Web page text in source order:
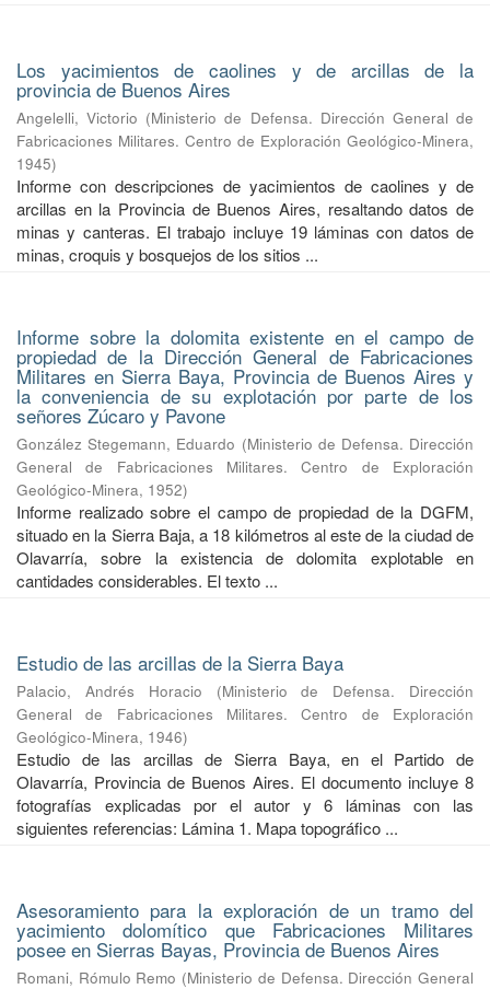
Los yacimientos de caolines y de arcillas de la
provincia de Buenos Aires
Angelelli, Victorio (Ministerio de Defensa. Dirección General de
Fabricaciones Militares. Centro de Exploración Geológico-Minera,
1945)
Informe con descripciones de yacimientos de caolines y de
arcillas en la Provincia de Buenos Aires, resaltando datos de
minas y canteras. El trabajo incluye 19 láminas con datos de
minas, croquis y bosquejos de los sitios ...
Informe sobre la dolomita existente en el campo de
propiedad de la Dirección General de Fabricaciones
Militares en Sierra Baya, Provincia de Buenos Aires y
la conveniencia de su explotación por parte de los
señores Zúcaro y Pavone
González Stegemann, Eduardo (Ministerio de Defensa. Dirección
General de Fabricaciones Militares. Centro de Exploración
Geológico-Minera, 1952)
Informe realizado sobre el campo de propiedad de la DGFM,
situado en la Sierra Baja, a 18 kilómetros al este de la ciudad de
Olavarría, sobre la existencia de dolomita explotable en
cantidades considerables. El texto ...
Estudio de las arcillas de la Sierra Baya
Palacio, Andrés Horacio (Ministerio de Defensa. Dirección
General de Fabricaciones Militares. Centro de Exploración
Geológico-Minera, 1946)
Estudio de las arcillas de Sierra Baya, en el Partido de
Olavarría, Provincia de Buenos Aires. El documento incluye 8
fotografías explicadas por el autor y 6 láminas con las
siguientes referencias: Lámina 1. Mapa topográfico ...
Asesoramiento para la exploración de un tramo del
yacimiento dolomítico que Fabricaciones Militares
posee en Sierras Bayas, Provincia de Buenos Aires
Romani, Rómulo Remo (Ministerio de Defensa. Dirección General